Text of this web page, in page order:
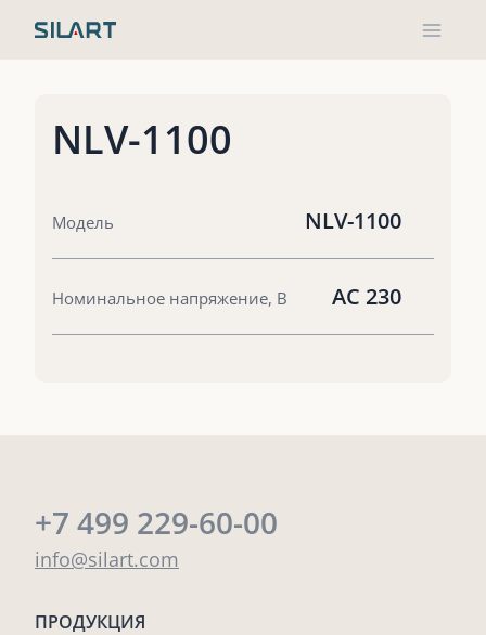
NLV-1100
Модель NLV-1100
Номинальное напряжение, В AC 230
+7 499 229-60-00
info@silart.com
ПРОДУКЦИЯ